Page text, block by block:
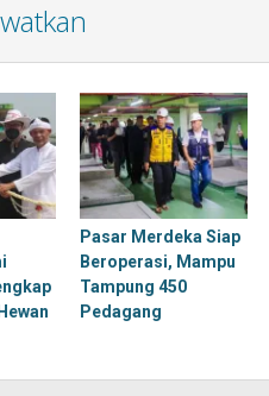
Pasar Merdeka Siap
Beroperasi, Mampu
Tampung 450
Pedagang